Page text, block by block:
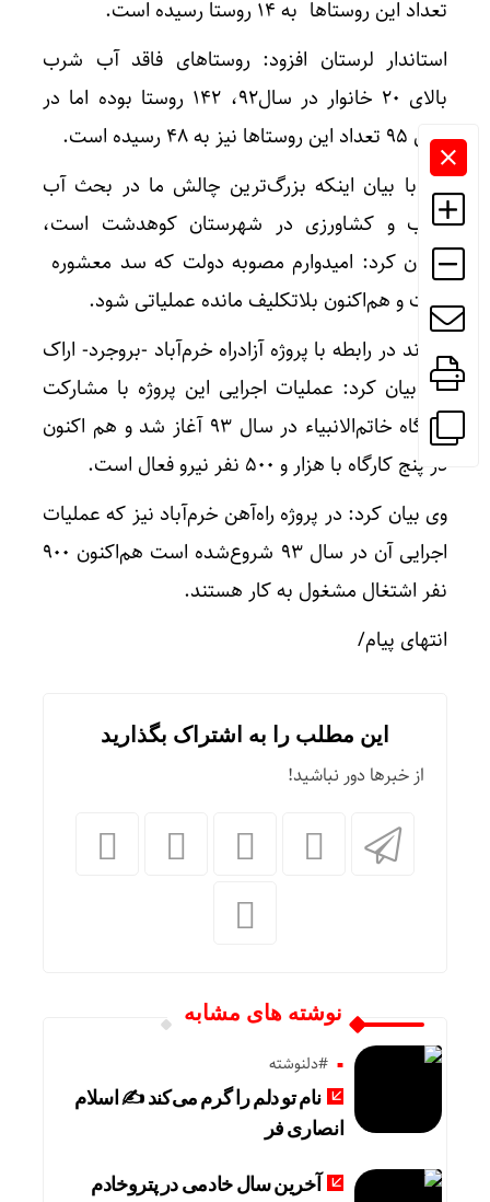
تعداد این روستاها به ۱۴ روستا رسیده است.
استاندار لرستان افزود: روستاهای فاقد آب شرب
بالای ۲۰ خانوار در سال۹۲، ۱۴۲ روستا بوده اما در
سال ۹۵ تعداد این روستاها نیز به ۴۸ رسیده است.
وی با بیان اینکه بزرگ‌ترین چالش ما در بحث آب
شرب و کشاورزی در شهرستان کوهدشت است،
عنوان کرد: امیدوارم مصوبه دولت که سد معشوره
است و هم‌اکنون بلاتکلیف مانده عملیاتی شود.
بازوند در رابطه با پروژه آزادراه خرم‌آباد -بروجرد- اراک
نیز بیان کرد: عملیات اجرایی این پروژه با مشارکت
قرارگاه خاتم‌الانبیاء در سال ۹۳ آغاز شد و هم اکنون
در پنج کارگاه با هزار و ۵۰۰ نفر نیرو فعال است.
وی بیان کرد: در پروژه راه‌آهن خرم‌آباد نیز که عملیات
اجرایی آن در سال ۹۳ شروع‌شده است هم‌اکنون ۹۰۰
نفر اشتغال مشغول به کار هستند.
انتهای پیام/
این مطلب را به اشتراک بگذارید
از خبرها دور نباشید!
نوشته های مشابه
#دلنوشته
نام تو دلم را گرم می‌کند ✍️ اسلام
انصاری فر
آخرین سال خادمی در پتروخادم